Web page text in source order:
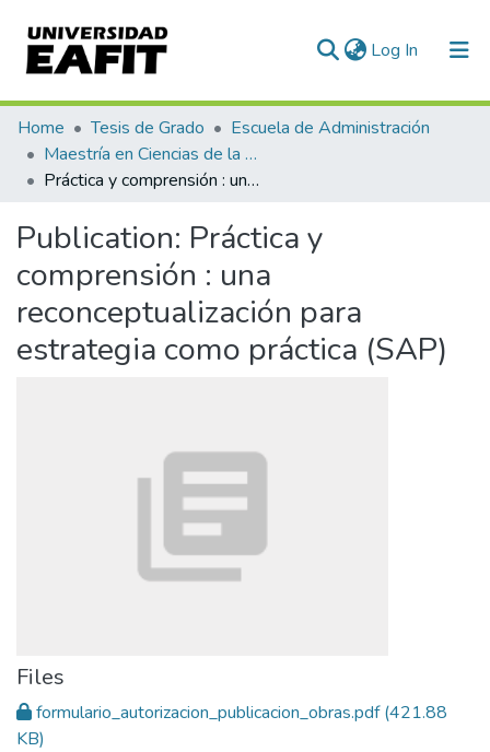
Log In (current)
Communities & Collections
All of DSpace
Home Tesis de Grado
Escuela de Administración
Maestría en Ciencias de la Administración (tesis)
Práctica y comprensión : una reconceptualización para estrategia como práctica (SAP)
Publication: Práctica y
comprensión : una
reconceptualización para
estrategia como práctica (SAP)
Files
formulario_autorizacion_publicacion_obras.pdf(421.88
KB)